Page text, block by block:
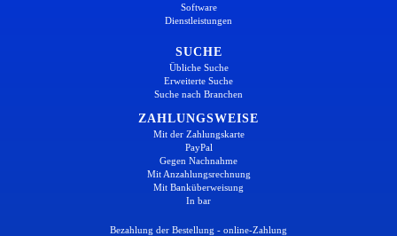
Software
Dienstleistungen
SUCHE
Übliche Suche
Erweiterte Suche
Suche nach Branchen
ZAHLUNGSWEISE
Mit der Zahlungskarte
PayPal
Gegen Nachnahme
Mit Anzahlungsrechnung
Mit Banküberweisung
In bar
Bezahlung der Bestellung - online-Zahlung